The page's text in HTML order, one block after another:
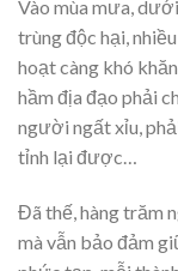
Vào mùa mưa,
trùng độc hại,
hoạt càng khó
hầm địa đạo phải
người ngất xỉu,
tỉnh lại được…
Đã thế, hàng trăm
mà vẫn bảo đảm